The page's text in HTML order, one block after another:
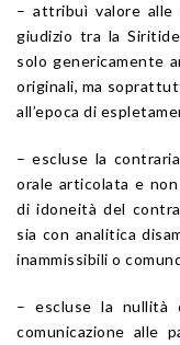
– attribuì valore alle
giudizio tra la
solo genericamente
originali, ma
all’epoca di
– escluse la
orale articolata e
di idoneità del
sia con analitica
inammissibili o
– escluse la nullità
comunicazione alle